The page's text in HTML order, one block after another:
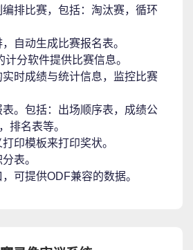
排比赛，包括：淘汰赛，循环
自动生成比赛报名表。
计分软件提供比赛信息。
时成绩与统计信息，监控比赛
。包括：出场顺序表，成绩公
排名表等。
印模板来打印奖状。
表。
可提供ODF兼容的数据。